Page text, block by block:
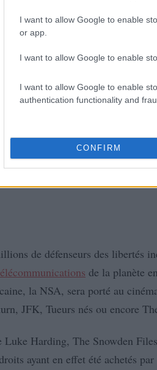
I want to allow Google to enable
or app.
I want to allow Google to enable
I want to allow Google to enable
authentication functionality and
CONFIRM
de défenseurs des libertés
de la planète
la NSA, sera porté au
JFK, Tueurs nés ou encore
Luke Harding, The Snowden
ayant en effet été achetés par